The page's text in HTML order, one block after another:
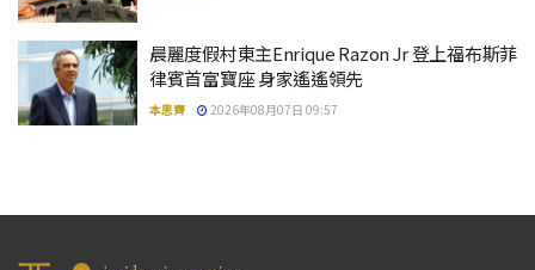
晨麗度假村東主Enrique Razon Jr 登上福布斯菲
律賓首富寶座 身家遙遙領先
本思齊 2026年08月07日 09:57